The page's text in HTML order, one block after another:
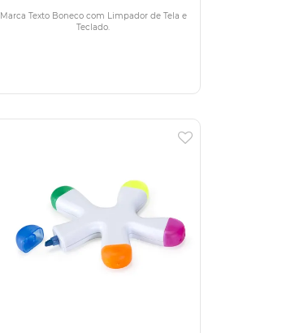
Marca Texto Boneco com Limpador de Tela e
Teclado.